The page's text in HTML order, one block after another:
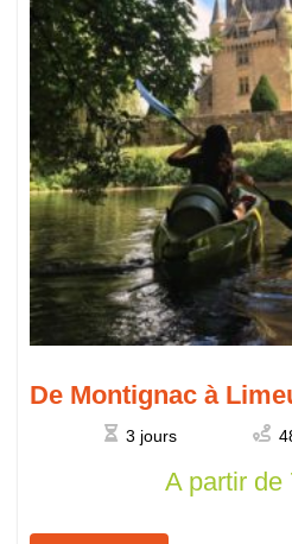
De Montignac à
3 jours
A partir de